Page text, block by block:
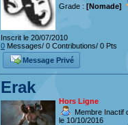
Grade : [Nomade]
Inscrit le 20/07/2010
0 Messages/ 0 Contributions/ 0 Pts
Message Privé
Erak
Hors Ligne
Membre Inactif
le 10/10/2016